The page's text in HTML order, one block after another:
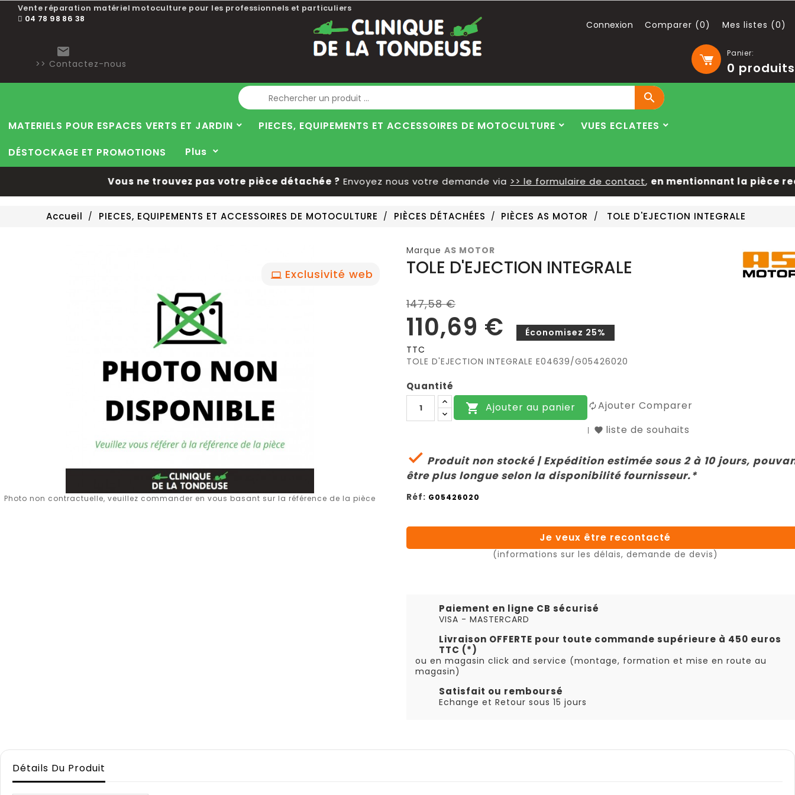
Vente réparation matériel motoculture pour les professionnels et particuliers
04 78 98 86 38
Panier:
0 produits

>> Contactez-nous
Connexion Comparer (0) Mes listes (0)
Blog

MATERIELS POUR ESPACES VERTS ET JARDIN PIECES, EQUIPEMENTS ET ACCESSOIRES DE MOTOCULTURE
VUES ECLATEES
DÉSTOCKAGE ET PROMOTIONS
Plus
Vous ne trouvez pas votre pièce détachée ?Envoyez nous votre demande via >> le formulaire de contact,en mentionnant la pièce
Accueil PIECES, EQUIPEMENTS ET ACCESSOIRES DE MOTOCULTURE PIÈCES DÉTACHÉES PIÈCES AS MOTOR TOLE D'EJECTION INTEGRALE
Exclusivité web
Photo non contractuelle, veuillez commander en vous basant sur la référence de la pièce
Marque AS MOTOR
TOLE D'EJECTION INTEGRALE
147,58 €
110,69 €
Économisez 25%
TTC
TOLE D'EJECTION INTEGRALE E04639/G05426020
Quantité
 Ajouter au panier
Ajouter Comparer
liste de souhaits
 Produit non stocké | Expédition estimée sous 2 à 10 jours,
être plus longue selon la disponibilité fournisseur.*
Réf: G05426020
Je veux être recontacté
(informations sur les délais, demande de devis)
Paiement en ligne CB sécurisé
VISA - MASTERCARD
Livraison OFFERTE pour toute commande supérieure à 450 euros
TTC (*)
ou en magasin click and service (montage, formation et mise en route au
magasin)
Satisfait ou remboursé
Echange et Retour sous 15 jours
Détails Du Produit